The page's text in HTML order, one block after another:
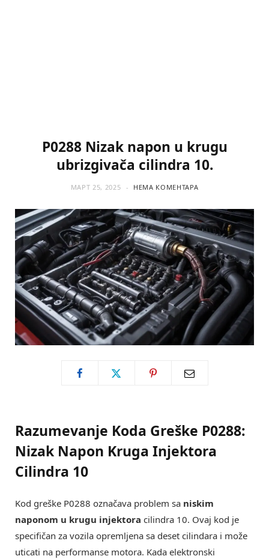
P0288 Nizak napon u krugu
ubrizgivača cilindra 10.
МАРТ 25, 2025 НЕМА КОМЕНТАРА
Razumevanje Koda Greške P0288:
Nizak Napon Kruga Injektora
Cilindra 10
Kod greške P0288 označava problem sa niskim
naponom u krugu injektora cilindra 10. Ovaj kod je
specifičan za vozila opremljena sa deset cilindara i može
uticati na performanse motora. Kada elektronski